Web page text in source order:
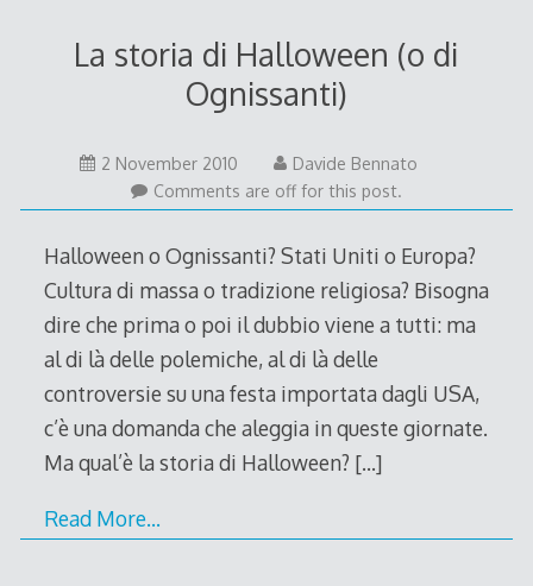
La storia di Halloween (o di
Ognissanti)
2 November 201030
October
2010
Davide Bennato
Comments are off for this post.
Halloween o Ognissanti? Stati Uniti o Europa?
Cultura di massa o tradizione religiosa? Bisogna
dire che prima o poi il dubbio viene a tutti: ma
al di là delle polemiche, al di là delle
controversie su una festa importata dagli USA,
c’è una domanda che aleggia in queste giornate.
Ma qual’è la storia di Halloween? […]
Read More…